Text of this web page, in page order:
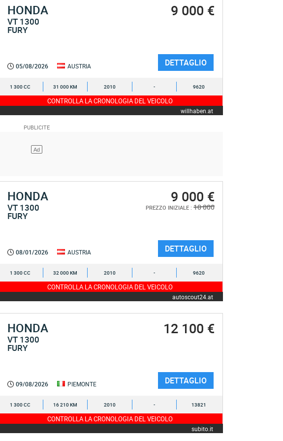
HONDA
VT 1300
FURY
9 000 €
05/08/2026 AUSTRIA DETTAGLIO
1 300 CC 31 000 KM 2010 - 9620
CONTROLLA LA CRONOLOGIA DEL VEICOLO
willhaben.at
HONDA
VT 1300
FURY
9 000 €
PREZZO INIZIALE : 10 000
08/01/2026 AUSTRIA DETTAGLIO
1 300 CC 32 000 KM 2010 - 9620
CONTROLLA LA CRONOLOGIA DEL VEICOLO
autoscout24.at
HONDA
VT 1300
FURY
12 100 €
09/08/2026 PIEMONTE DETTAGLIO
1 300 CC 16 210 KM 2010 - 13821
CONTROLLA LA CRONOLOGIA DEL VEICOLO
subito.it